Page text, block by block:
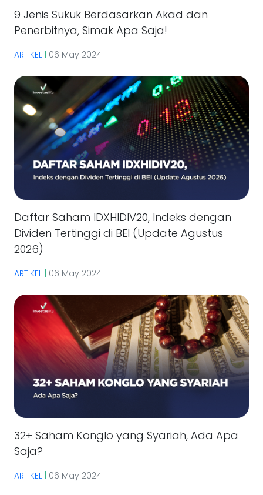
9 Jenis Sukuk Berdasarkan Akad dan
Penerbitnya, Simak Apa Saja!
ARTIKEL 06 May 2024
Daftar Saham IDXHIDIV20, Indeks dengan
Dividen Tertinggi di BEI (Update Agustus
2026)
ARTIKEL | 06 May 2024
32+ Saham Konglo yang Syariah, Ada Apa
Saja?
ARTIKEL 06 May 2024